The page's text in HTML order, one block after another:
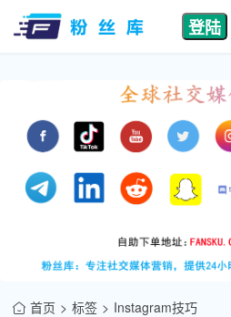
登陆
首页 标签 Instagram技巧